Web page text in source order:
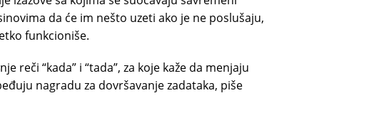
da će im nešto uzeti ako je ne poslušaju,
funkcioniše.
reči “kada” i “tada”, za koje kaže da menjaju
nagradu za dovršavanje zadataka, piše